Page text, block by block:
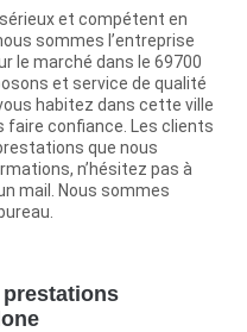
et compétent en
sommes l’entreprise
le marché dans le 69700
et service de qualité
habitez dans cette ville
faire confiance. Les clients
que nous
n’hésitez pas à
mail. Nous sommes
prestations